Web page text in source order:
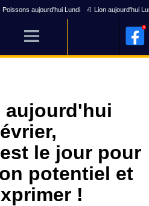
Poissons aujourd'hui Lundi ♌ Lion aujourd'hui
aujourd'hui
le jour pour
potentiel et
!